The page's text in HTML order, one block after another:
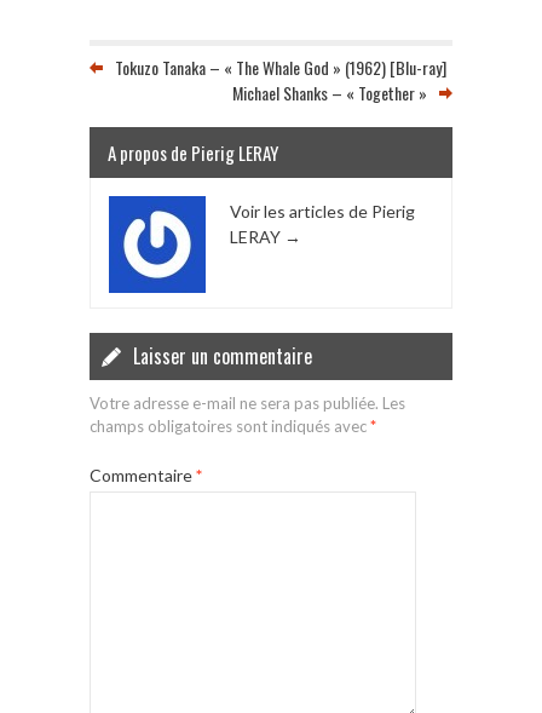
Tokuzo Tanaka – « The Whale God » (1962) [Blu-ray]
Michael Shanks – « Together »
A propos de Pierig LERAY
Voir les articles de Pierig
LERAY →
Laisser un commentaire
Votre adresse e-mail ne sera pas publiée. Les
champs obligatoires sont indiqués avec*
Commentaire*